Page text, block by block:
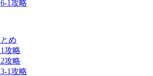
1攻略
め
攻略
攻略
1攻略